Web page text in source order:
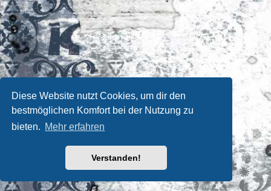
Diese Website nutzt Cookies, um dir den
bestmöglichen Komfort bei der Nutzung zu
bieten. Mehr erfahren
Verstanden!